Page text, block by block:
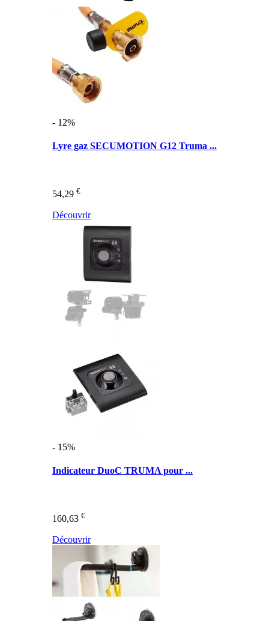
- 12%
Lyre gaz SECUMOTION G12 Truma ...
54,29 €
Découvrir
- 15%
Indicateur DuoC TRUMA pour ...
160,63 €
Découvrir